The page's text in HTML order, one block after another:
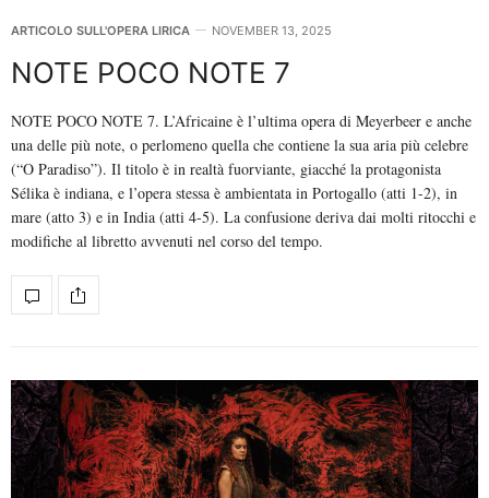
ARTICOLO SULL'OPERA LIRICA NOVEMBER 13, 2025
NOTE POCO NOTE 7
NOTE POCO NOTE 7. L’Africaine è l’ultima opera di Meyerbeer e anche
una delle più note, o perlomeno quella che contiene la sua aria più celebre
(“O Paradiso”). Il titolo è in realtà fuorviante, giacché la protagonista
Sélika è indiana, e l’opera stessa è ambientata in Portogallo (atti 1-2), in
mare (atto 3) e in India (atti 4-5). La confusione deriva dai molti ritocchi e
modifiche al libretto avvenuti nel corso del tempo.